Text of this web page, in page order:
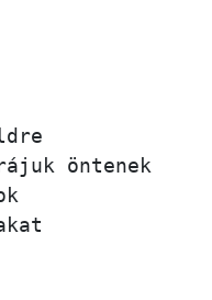
öntenek